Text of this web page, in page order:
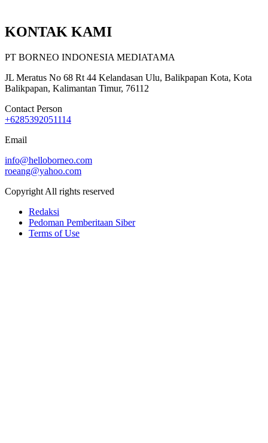
KONTAK KAMI
PT BORNEO INDONESIA MEDIATAMA
JL Meratus No 68 Rt 44 Kelandasan Ulu, Balikpapan Kota, Kota
Balikpapan, Kalimantan Timur, 76112
Contact Person
+6285392051114
Email
info@helloborneo.com
roeang@yahoo.com
Copyright All rights reserved
Redaksi
Pedoman Pemberitaan Siber
Terms of Use